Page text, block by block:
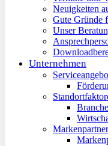
Neuigkeiten
Gute Gründe
Unser
Unternehmen